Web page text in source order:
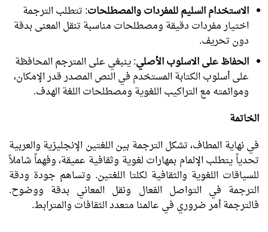
الاستخدام السليم للمفردات والمصطلحات: تتطلب الترجمة
اختيار مفردات دقيقة ومصطلحات مناسبة تنقل المعنى بدقة
دون تحريف.
الحفاظ على الاسلوب الأصلي: ينبغي على المترجم المحافظة
على أسلوب الكتابة المستخدم في النص المصدر قدر الإمكان،
وموائمته مع التراكيب اللغوية ومصطلحات اللغة الهدف.
الخاتمة
في نهاية المطاف، تشكل الترجمة بين اللغتين الإنجليزية والعربية
تحدياً يتطلب الإلمام بمهارات لغوية وثقافية عميقة، وفهماً شاملاً
للسياقات اللغوية والثقافية لكلتا اللغتين. وتساهم جودة ودقة
الترجمة في التواصل الفعال ونقل المعاني بدقة ووضوح.
فالترجمة أمر ضروري في عالمنا متعدد الثقافات والمترابط.